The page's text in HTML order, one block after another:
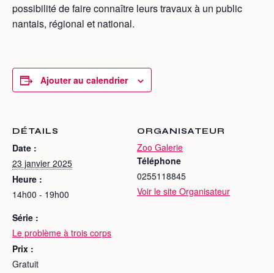
possibilité de faire connaître leurs travaux à un public
nantais, régional et national.
Ajouter au calendrier
DÉTAILS
Date :
23 janvier 2025
Heure :
14h00 - 19h00
Série :
Le problème à trois corps
Prix :
Gratuit
ORGANISATEUR
Zoo Galerie
Téléphone
0255118845
Voir le site Organisateur